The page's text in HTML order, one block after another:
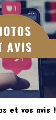
et vos avis !